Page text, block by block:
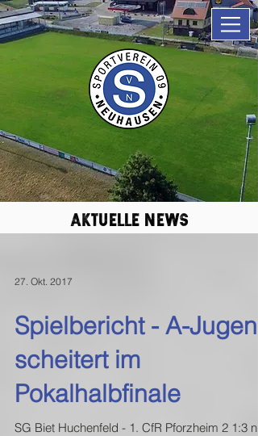
aktuelle news
27. Okt. 2017
Spielbericht - A-Jugend
scheitert im
Pokalhalbfinale
SG Biet Huchenfeld - 1. CfR Pforzheim 2 1:3 n.V.